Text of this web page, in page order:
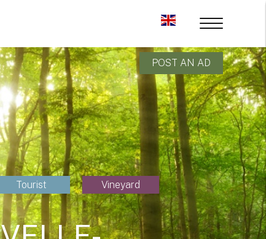
POST AN AD
Tourist Vineyard